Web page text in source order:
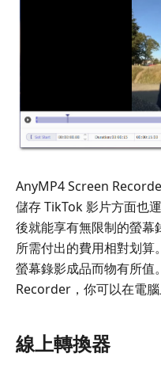
AnyMP4 Screen
儲存 TikTok 影片方面也
後就能享有無限制的螢幕
所需付出的費用相對划算
螢幕錄影成品而物有所
Recorder，你可以在電
線上轉換器